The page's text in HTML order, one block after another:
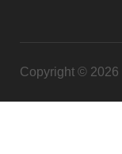
Copyright © 2026